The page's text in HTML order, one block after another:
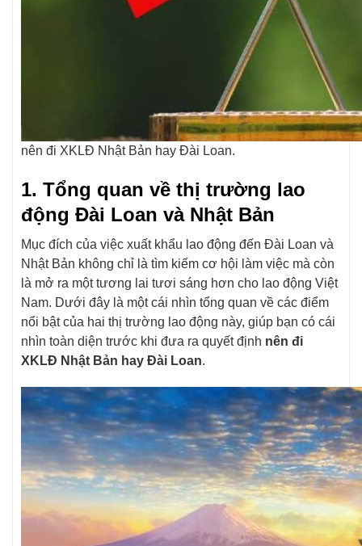
nên đi XKLĐ Nhật Bản hay Đài Loan.
1. Tổng quan về thị trường lao
động Đài Loan và Nhật Bản
Mục đích của việc xuất khẩu lao động đến Đài Loan và
Nhật Bản không chỉ là tìm kiếm cơ hội làm việc mà còn
là mở ra một tương lai tươi sáng hơn cho lao động Việt
Nam. Dưới đây là một cái nhìn tổng quan về các điểm
nổi bật của hai thị trường lao động này, giúp bạn có cái
nhìn toàn diện trước khi đưa ra quyết định nên đi
XKLĐ Nhật Bản hay Đài Loan.